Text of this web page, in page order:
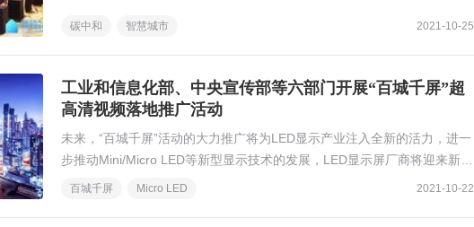
碳中和 智慧城市 2021-10-25
工业和信息化部、中央宣传部等六部门开展“百城千屏”超
高清视频落地推广活动
未来，“百城千屏”活动的大力推广将为LED显示产业注入全新的活力，进一
步推动Mini/Micro LED等新型显示技术的发展，LED显示屏厂商将迎来新的
增长机会。
百城千屏 Micro LED 2021-10-22